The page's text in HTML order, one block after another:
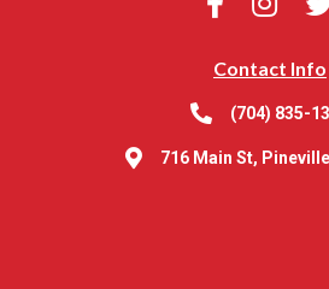
Contact Info
(704) 835-
716 Main St,